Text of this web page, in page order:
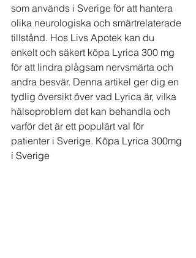
som används i Sverige för att hantera
olika neurologiska och smärtrelaterade
tillstånd. Hos Livs Apotek kan du
enkelt och säkert köpa Lyrica 300 mg
för att lindra plågsam nervsmärta och
andra besvär. Denna artikel ger dig en
tydlig översikt över vad Lyrica är, vilka
hälsoproblem det kan behandla och
varför det är ett populärt val för
patienter i Sverige. Köpa Lyrica 300mg
i Sverige